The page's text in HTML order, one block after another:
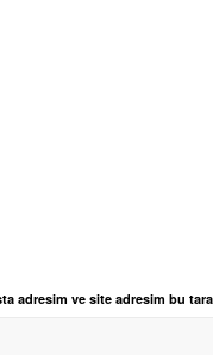
adresim ve site adresim bu